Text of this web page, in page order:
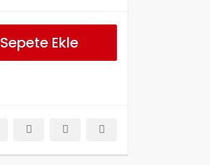
Sepete Ekle